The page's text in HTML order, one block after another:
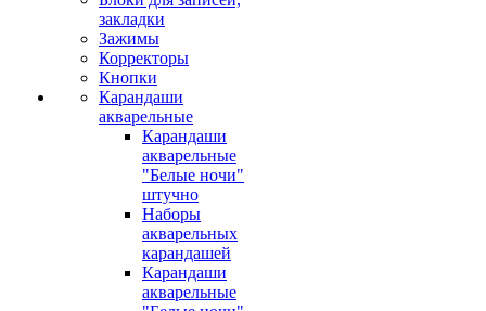
закладки
Зажимы
Корректоры
Кнопки
Карандаши
акварельные
Карандаши
акварельные
"Белые ночи"
штучно
Наборы
акварельных
карандашей
Карандаши
акварельные